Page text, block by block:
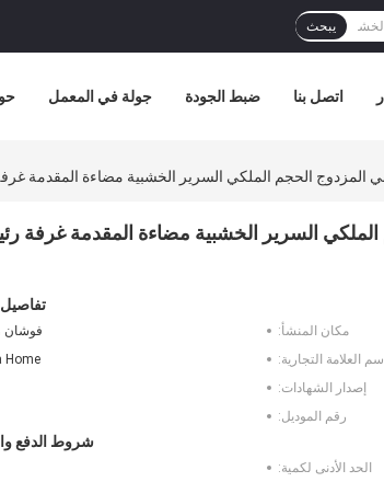
يبحث
جولة في المعمل ضبط الجودة اتصل بنا
المزدوج الحجم الملكي السرير الخشبية مضاءة المقدمة
الملكي السرير الخشبية مضاءة المقدمة غرفة
تفاصيل
مكان المنشأ:
فوشان
اسم العلامة التجارية:
Home
إصدار الشهادات:
رقم الموديل:
شروط الدفع
الحد الأدنى لكمية: